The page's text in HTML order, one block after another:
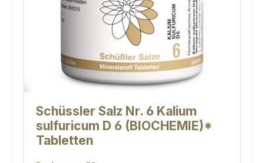
Schüssler Salz Nr. 6 Kalium
sulfuricum D 6 (BIOCHEMIE)*
Tabletten